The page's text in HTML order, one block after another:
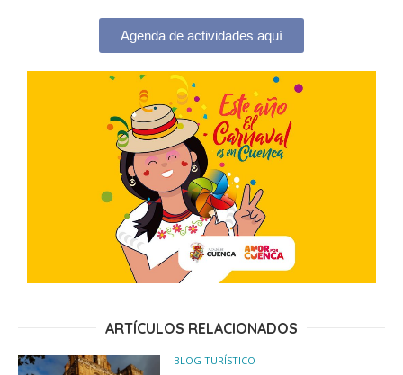
Agenda de actividades aquí
ARTÍCULOS RELACIONADOS
BLOG TURÍSTICO